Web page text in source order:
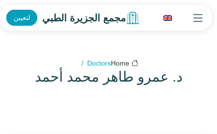
مجمع الجزيرة الطبي لتعيين
Home
Doctors
د. عمرو طاهر محمد أحمد